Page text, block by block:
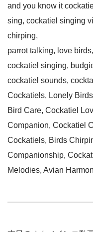
and you know it
sing, cockatiel singing
chirping,
parrot talking, love
cockatiel singing,
cockatiel sounds,
Cockatiels, Lonely
Bird Care, Cockatiel
Companion, Cockatiel
Cockatiels, Birds
Companionship,
Melodies, Avian